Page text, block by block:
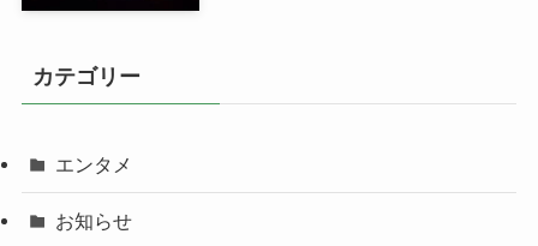
カテゴリー
エンタメ
お知らせ